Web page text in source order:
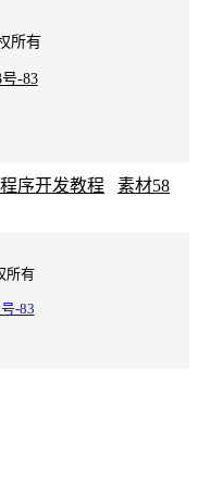
所有
-83
序开发教程
素材58
所有
-83